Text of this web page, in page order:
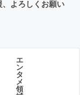
よろしくお願い
エ
ン
タ
メ
領